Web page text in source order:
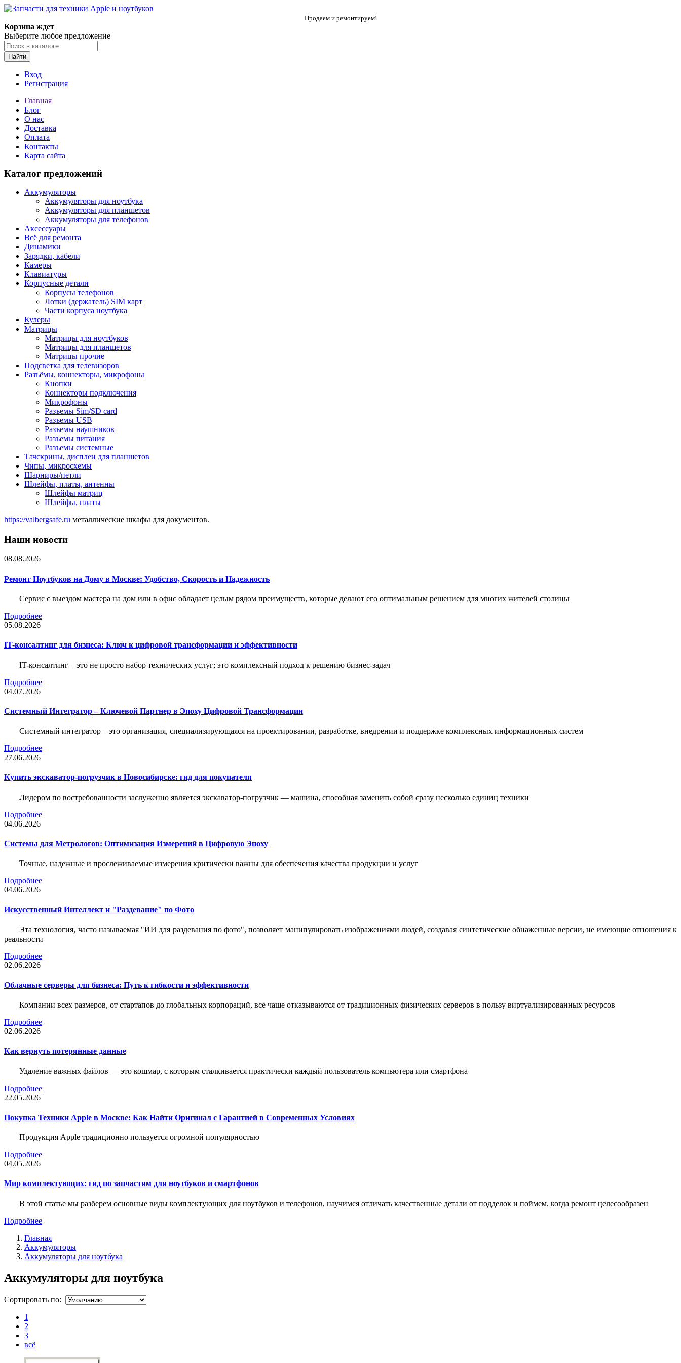
Продаем и ремонтируем!
Корзина ждет
Выберите любое предложение
Найти
Вход
Регистрация
Главная
Блог
О нас
Доставка
Оплата
Контакты
Карта сайта
Каталог предложений
Аккумуляторы
Аккумуляторы для ноутбука
Аккумуляторы для планшетов
Аккумуляторы для телефонов
Аксессуары
Всё для ремонта
Динамики
Зарядки, кабели
Камеры
Клавиатуры
Корпусные детали
Корпусы телефонов
Лотки (держатель) SIM карт
Части корпуса ноутбука
Кулеры
Матрицы
Матрицы для ноутбуков
Матрицы для планшетов
Матрицы прочие
Подсветка для телевизоров
Разъёмы, коннекторы, микрофоны
Кнопки
Коннекторы подключения
Микрофоны
Разъемы Sim/SD card
Разъемы USB
Разъемы наушников
Разъемы питания
Разъемы системные
Тачскрины, дисплеи для планшетов
Чипы, микросхемы
Шарниры/петли
Шлейфы, платы, антенны
Шлейфы матриц
Шлейфы, платы
https://valbergsafe.ru металлические шкафы для документов.
Наши новости
08.08.2026
Ремонт Ноутбуков на Дому в Москве: Удобство, Скорость и Надежность
Сервис с выездом мастера на дом или в офис обладает целым рядом преимуществ, которые делают его оптимальным решением для многих жителей столицы
Подробнее
05.08.2026
IT-консалтинг для бизнеса: Ключ к цифровой трансформации и эффективности
IT-консалтинг – это не просто набор технических услуг; это комплексный подход к решению бизнес-задач
Подробнее
04.07.2026
Системный Интегратор – Ключевой Партнер в Эпоху Цифровой Трансформации
Системный интегратор – это организация, специализирующаяся на проектировании, разработке, внедрении и поддержке комплексных информационных систем
Подробнее
27.06.2026
Купить экскаватор-погрузчик в Новосибирске: гид для покупателя
Лидером по востребованности заслуженно является экскаватор-погрузчик — машина, способная заменить собой сразу несколько единиц техники
Подробнее
04.06.2026
Системы для Метрологов: Оптимизация Измерений в Цифровую Эпоху
Точные, надежные и прослеживаемые измерения критически важны для обеспечения качества продукции и услуг
Подробнее
04.06.2026
Искусственный Интеллект и "Раздевание" по Фото
Эта технология, часто называемая "ИИ для раздевания по фото", позволяет манипулировать изображениями людей, создавая синтетические обнаженные версии, не имеющие отношения к
реальности
Подробнее
02.06.2026
Облачные серверы для бизнеса: Путь к гибкости и эффективности
Компании всех размеров, от стартапов до глобальных корпораций, все чаще отказываются от традиционных физических серверов в пользу виртуализированных ресурсов
Подробнее
02.06.2026
Как вернуть потерянные данные
Удаление важных файлов — это кошмар, с которым сталкивается практически каждый пользователь компьютера или смартфона
Подробнее
22.05.2026
Покупка Техники Apple в Москве: Как Найти Оригинал с Гарантией в Современных Условиях
Продукция Apple традиционно пользуется огромной популярностью
Подробнее
04.05.2026
Мир комплектующих: гид по запчастям для ноутбуков и смартфонов
В этой статье мы разберем основные виды комплектующих для ноутбуков и телефонов, научимся отличать качественные детали от подделок и поймем, когда ремонт целесообразен
Подробнее
Главная
Аккумуляторы
Аккумуляторы для ноутбука
Аккумуляторы для ноутбука
Сортировать по:
1
2
3
всё